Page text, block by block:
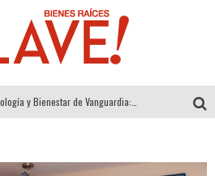
Alexandra Bedoya – La Constancia detrás de La Paletería